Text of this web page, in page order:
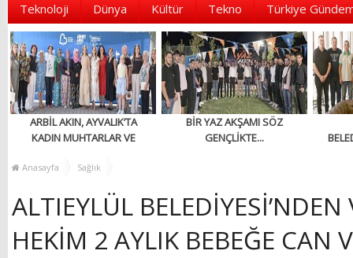
Teknoloji Dünya Kültür Tekno Türkiye
ARBİL AKIN, AYVALIK’TA
KADIN MUHTARLAR VE
BULUŞTU
BİR YAZ AKŞAMI SÖZ
GENÇLİKTE...
Anasayfa Sağlık
ALTIEYLÜL BELEDİYESİ’NDEN
HEKİM 2 AYLIK BEBEĞE CAN